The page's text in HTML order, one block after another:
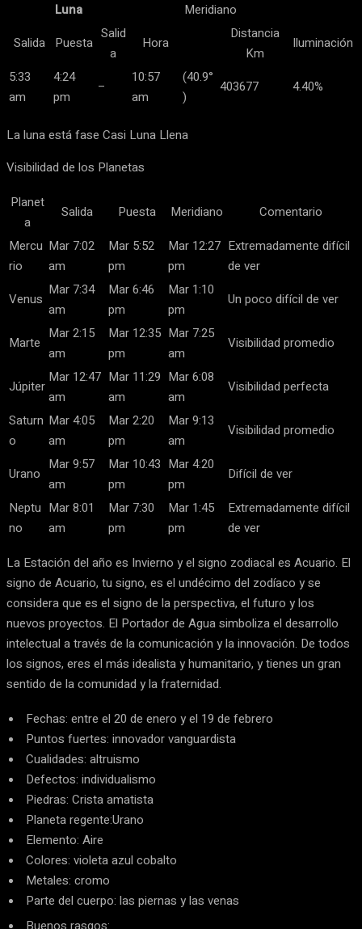
Luna
Meridiano
Salida Puesta
Salid
a
Hora
Distancia
Km
Iluminación
5:33
am
4:24
pm
–
10:57
am
(40.9°
)
403677 4.40%
La luna está fase Casi Luna Llena
Visibilidad de los Planetas
Planet
a
Salida Puesta Meridiano
Comentario
Mercu
rio
Mar 7:02
am
Mar 5:52
pm
Mar 12:27
pm
Extremadamente difícil
de ver
Venus
Mar 7:34
am
Mar 6:46
pm
Mar 1:10
pm
Un poco difícil de ver
Marte
Mar 2:15
am
Mar 12:35
pm
Mar 7:25
am
Visibilidad promedio
Júpiter
Mar 12:47
am
Mar 11:29
am
Mar 6:08
am
Visibilidad perfecta
Saturn
o
Mar 4:05
am
Mar 2:20
pm
Mar 9:13
am
Visibilidad promedio
Urano
Mar 9:57
am
Mar 10:43
pm
Mar 4:20
pm
Difícil de ver
Neptu
no
Mar 8:01
am
Mar 7:30
pm
Mar 1:45
pm
Extremadamente difícil
de ver
La Estación del año es Invierno y el signo zodiacal es Acuario. El
signo de Acuario, tu signo, es el undécimo del zodíaco y se
considera que es el signo de la perspectiva, el futuro y los
nuevos proyectos. El Portador de Agua simboliza el desarrollo
intelectual a través de la comunicación y la innovación. De todos
los signos, eres el más idealista y humanitario, y tienes un gran
sentido de la comunidad y la fraternidad.
Fechas: entre el 20 de enero y el 19 de febrero
Puntos fuertes: innovador vanguardista
Cualidades: altruismo
Defectos: individualismo
Piedras: Crista amatista
Planeta regente:Urano
Elemento: Aire
Colores: violeta azul cobalto
Metales: cromo
Parte del cuerpo: las piernas y las venas